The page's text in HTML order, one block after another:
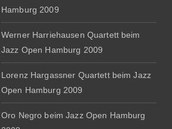
Hamburg 2009
Werner Harriehausen Quartett beim
Jazz Open Hamburg 2009
Lorenz Hargassner Quartett beim Jazz
Open Hamburg 2009
Oro Negro beim Jazz Open Hamburg